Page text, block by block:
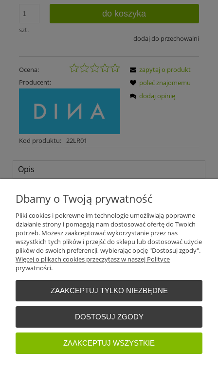
szt.
do koszyka
dodaj do przechowalni
Ocena:
Producent:
Kod produktu: 22LR01
zapytaj o produkt
poleć znajomemu
dodaj opinię
Opis
Cena nie zawiera ewentualnych kosztów płatności
Opinie o produkcie (0)
DNSD modular to pierwsza modułowa seria sterowników
bezpieczeństwa produkowanych przez DINĘ. Jest to produkt
który już od ponad 2 dekad zapewnia bezpieczeństwo ludzi i
maszyn. Bardzo często stosowany w maszynach i instalacjach
przemysłowych oraz w automatyce, aczkolwiek wypierany już
przez nowsze rozwiązania.
Warunki zakupów
Moje konto
Informacje o sklepie
Dbamy o Twoją prywatność
Pliki cookies i pokrewne im technologie umożliwiają poprawne
działanie strony i pomagają nam dostosować ofertę do Twoich
potrzeb. Możesz zaakceptować wykorzystanie przez nas
wszystkich tych plików i przejść do sklepu lub dostosować użycie
plików do swoich preferencji, wybierając opcję "Dostosuj zgody".
Więcej o plikach cookies przeczytasz w naszej Polityce
prywatności.
ZAAKCEPTUJ TYLKO NIEZBĘDNE
DOSTOSUJ ZGODY
ZAAKCEPTUJ WSZYSTKIE